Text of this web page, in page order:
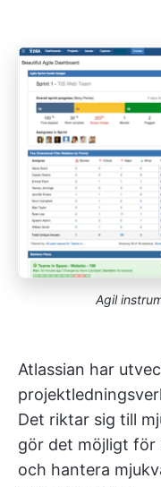
Agil
Atlassian har
Det riktar sig till
gör det möjligt för
och hantera